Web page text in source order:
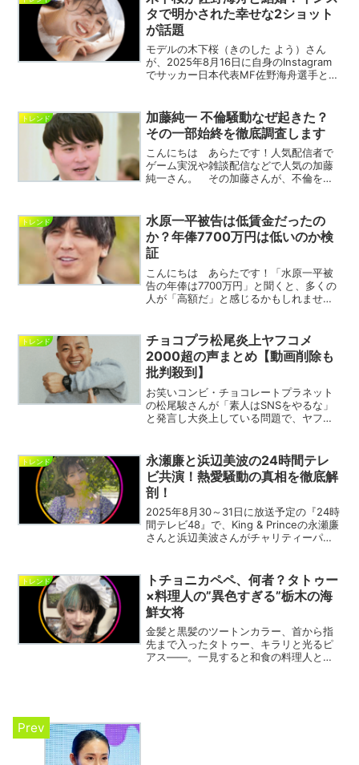
タで明かされた幸せな2ショット
が話題
モデルの木下桜（きのした よう）さん
が、2025年8月16日に自身のInstagram
でサッカー日本代表MF佐野海舟選手との
た木下さんですが、ついにそのお相手が
佐野海舟...
トレンド
加藤純一 不倫騒動なぜ起きた？
その一部始終を徹底調査します
こんにちは あらたです！人気配信者で
ゲーム実況や雑談配信などで人気の加藤
純一さん。 その加藤さんが、不倫をし
起こったのか？騒動の発端を詳しく調査
していきたいと思います！...
トレンド
水原一平被告は低賃金だったの
か？年俸7700万円は低いのか検
証
こんにちは あらたです！「水原一平被
告の年俸は7700万円」と聞くと、多くの
人が「高額だ」と感じるかもしれませ
果たして、水原氏の報酬は本当に少なか
ったのでしょうか？この...
トレンド
チョコプラ松尾炎上ヤフコメ
2000超の声まとめ【動画削除も
批判殺到】
お笑いコンビ・チョコレートプラネット
の松尾駿さんが「素人はSNSをやるな」
と発言し大炎上している問題で、ヤフー
た対応にも「逃げるな」との批判が集
中。茂木健一郎氏の擁...
トレンド
永瀬廉と浜辺美波の24時間テレ
ビ共演！熱愛騒動の真相を徹底解
剖！
2025年8月30～31日に放送予定の『24時
間テレビ48』で、King & Princeの永瀬廉
さんと浜辺美波さんがチャリティーパー
ツ”が波紋を呼び、ファンの間で...
トレンド
トチョニカペペ、何者？タトゥー
×料理人の”異色すぎる”栃木の海
鮮女将
金髪と黒髪のツートンカラー、首から指
先まで入ったタトゥー、キラリと光るピ
アス——。一見すると和食の料理人とは